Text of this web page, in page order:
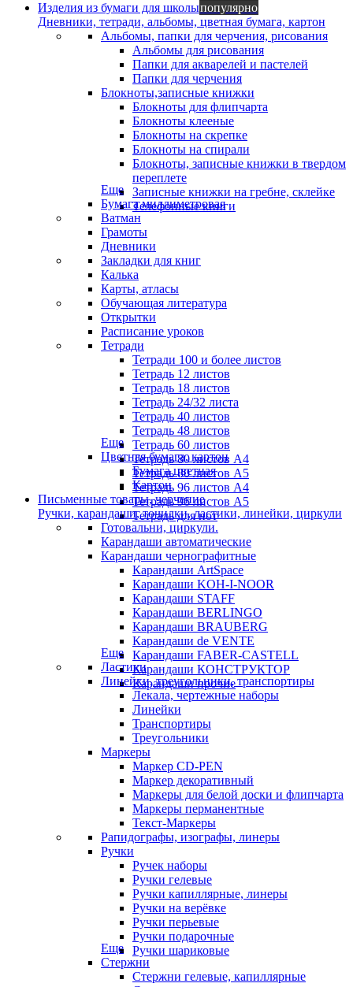
Изделия из бумаги для школыпопулярно
Дневники, тетради, альбомы, цветная бумага, картон
Альбомы, папки для черчения, рисования
Альбомы для рисования
Папки для акварелей и пастелей
Папки для черчения
Блокноты,записные книжки
Блокноты для флипчарта
Блокноты клееные
Блокноты на скрепке
Блокноты на спирали
Блокноты, записные книжки в твердом
переплете
Записные книжки на гребне, склейке
Телефонные книги
Еще
Бумага миллиметровая
Ватман
Грамоты
Дневники
Закладки для книг
Калька
Карты, атласы
Обучающая литература
Открытки
Расписание уроков
Тетради
Тетради 100 и более листов
Тетрадь 12 листов
Тетрадь 18 листов
Тетрадь 24/32 листа
Тетрадь 40 листов
Тетрадь 48 листов
Тетрадь 60 листов
Тетрадь 80 листов А4
Тетрадь 80 листов А5
Тетрадь 96 листов А4
Тетрадь 96 листов А5
Тетрадь для нот
Еще
Цветная бумага, картон
Бумага цветная
Картон
Письменные товары, черчение
Ручки, карандаши, точилки, ластики, линейки, циркули
Готовальни, циркули.
Карандаши автоматические
Карандаши чернографитные
Карандаши ArtSpace
Карандаши KOH-I-NOOR
Карандаши STAFF
Карандаши BERLINGO
Карандаши BRAUBERG
Карандаши de VENTE
Карандаши FABER-CASTELL
Карандаши КОНСТРУКТОР
Карандаши прочие
Еще
Ластики
Линейки, треугольники, транспортиры
Лекала, чертежные наборы
Линейки
Транспортиры
Треугольники
Маркеры
Маркер CD-PEN
Маркер декоративный
Маркеры для белой доски и флипчарта
Маркеры перманентные
Текст-Маркеры
Рапидографы, изографы, линеры
Ручки
Ручек наборы
Ручки гелевые
Ручки капиллярные, линеры
Ручки на верёвке
Ручки перьевые
Ручки подарочные
Ручки шариковые
Еще
Стержни
Стержни гелевые, капиллярные